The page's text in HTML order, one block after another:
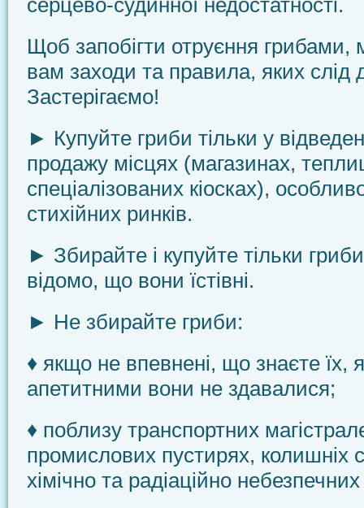
Щоб запобігти отруєння
вам заходи та правила, яких слід
Застерігаємо!
► Купуйте гриби тільки у
продажу місцях (ма­газинах,
спеціалізованих кіосках),
стихійних ринків.
► Збирайте і купуйте тільки
відомо, що вони їстівні.
► Не збирайте гриби:
♦ якщо не впевнені, що знаєте їх,
апетитними вони не здавалися;
♦ поблизу транспортних
промислових пусти­рях, колишніх
хімічно та радіаційно